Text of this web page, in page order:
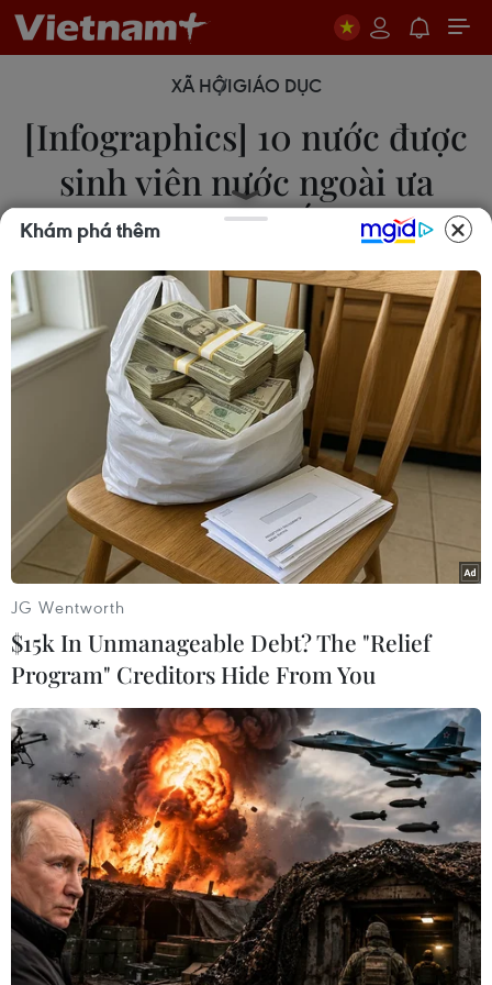
XÃ HỘIGIÁO DỤC
[Infographics] 10 nước được
sinh viên nước ngoài ưa
thích nhất
11/09/2014 02:47
Số lượng du học sinh quốc tế theo học tại các
trường đại học và cao học của Mỹ trong niên khóa
2012-2013 tăng lên mức cao kỷ lục, đóng góp
không nhỏ cho nền kinh tế lớn nhất thế giới.
Theo "Báo cáo Open Doors về trao đổi giáo dục
quốc tế năm 2013," trong niên khóa 2012-2013
có tổng cộng 819.644 du học sinh của các nước
theo học tại các trường đại học và cao học của
Mỹ, tăng khoảng 55.000 người so với niên học
2011-2012.
Khám phá thêm
JG Wentworth
$15k In Unmanageable Debt? The "Relief
Program" Creditors Hide From You